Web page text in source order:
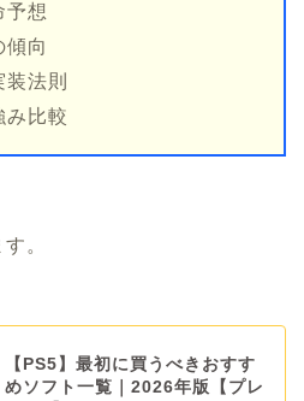
予想
傾向
法則
み比較
。
【PS5】最初に買うべきおすす
めソフト一覧｜2026年版【プレ